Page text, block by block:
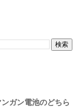
ガン電池のどちら